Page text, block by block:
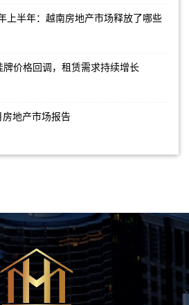
上半年：越南房地产市场释放了哪些
牌价格回调，租赁需求持续增长
地产市场报告